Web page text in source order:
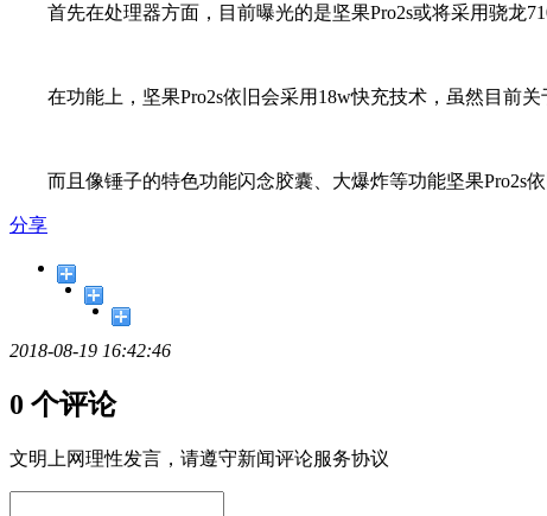
首先在处理器方面，目前曝光的是坚果Pro2s或将采用骁龙
在功能上，坚果Pro2s依旧会采用18w快充技术，虽然目前关
而且像锤子的特色功能闪念胶囊、大爆炸等功能坚果Pro2s依
分享
2018-08-19 16:42:46
0 个评论
文明上网理性发言，请遵守新闻评论服务协议